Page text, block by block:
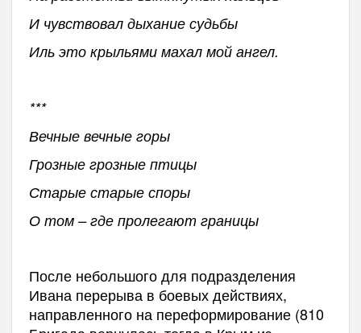
И чувствовал дыхание судьбы
Иль это крыльями махал мой ангел.
***
Вечные вечные горы
Грозные грозные птицы
Старые старые споры
О том – где пролегают границы
После небольшого для подразделения
Ивана перерыва в боевых действиях,
направленного на переформирование (810